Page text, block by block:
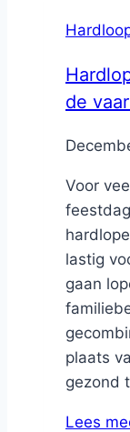
de
ByNicole
Voor
lastig
gaan
plaats
gezond
Lees